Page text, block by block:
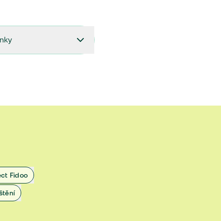
majetku platné od 6. 8.
2018 do 5. 8. 2021
Fidoo